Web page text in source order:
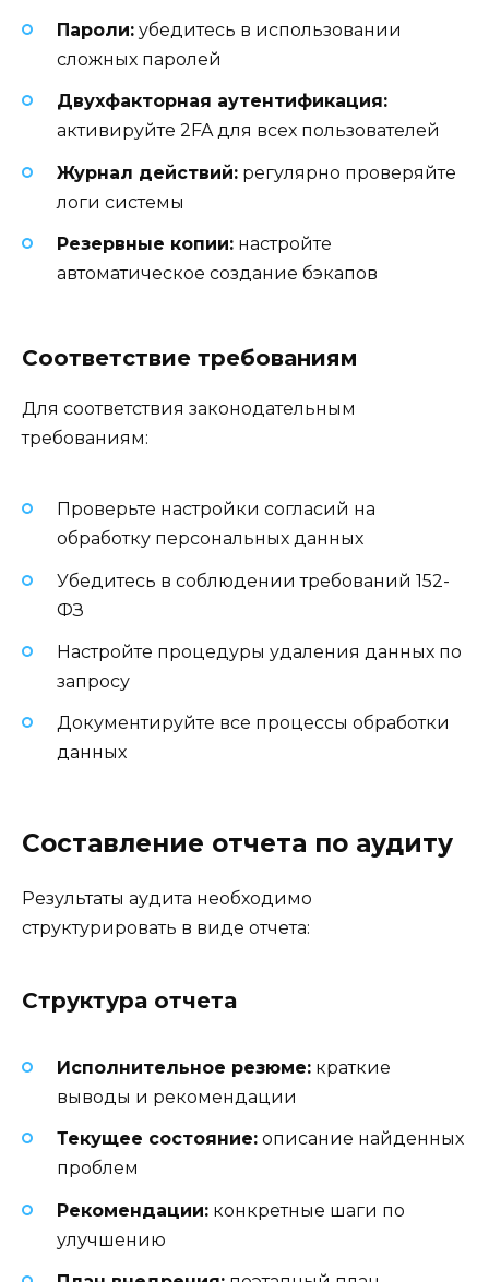
Пароли: убедитесь в использовании
сложных паролей
Двухфакторная аутентификация:
активируйте 2FA для всех пользователей
Журнал действий: регулярно проверяйте
логи системы
Резервные копии: настройте
автоматическое создание бэкапов
Соответствие требованиям
Для соответствия законодательным
требованиям:
Проверьте настройки согласий на
обработку персональных данных
Убедитесь в соблюдении требований 152-
ФЗ
Настройте процедуры удаления данных по
запросу
Документируйте все процессы обработки
данных
Составление отчета по аудиту
Результаты аудита необходимо
структурировать в виде отчета:
Структура отчета
Исполнительное резюме: краткие
выводы и рекомендации
Текущее состояние: описание найденных
проблем
Рекомендации: конкретные шаги по
улучшению